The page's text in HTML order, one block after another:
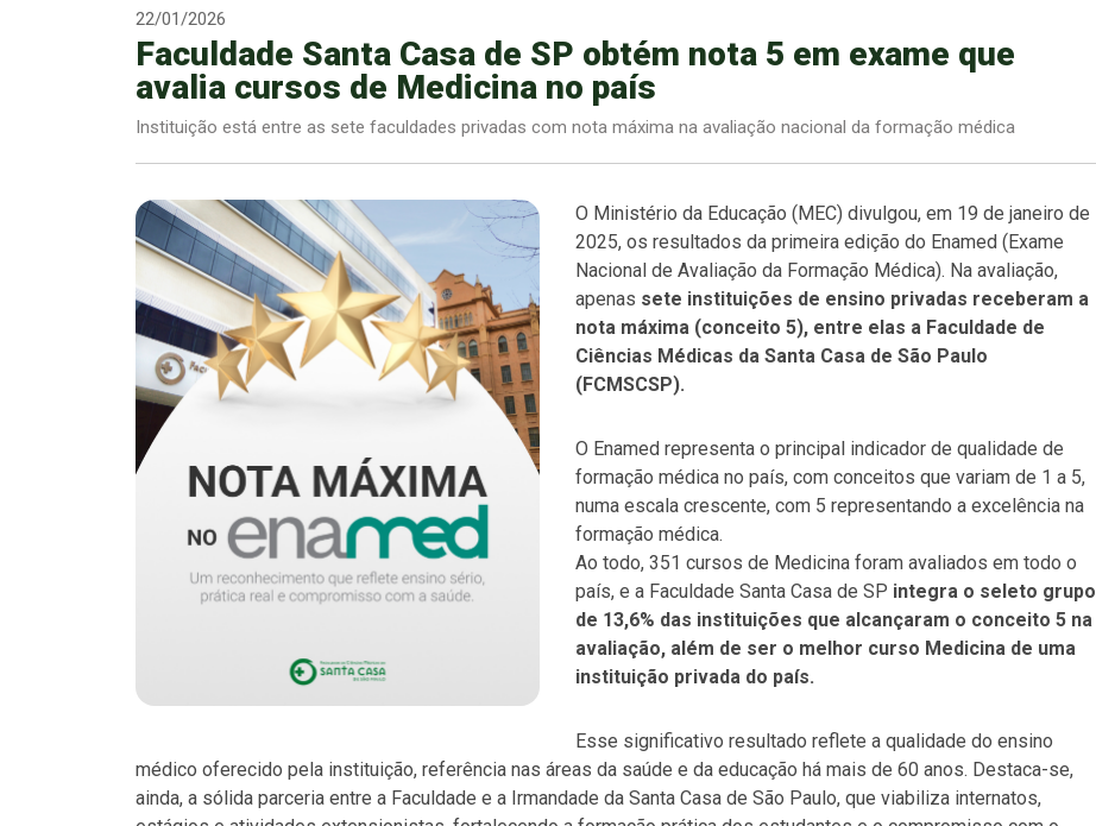
22/01/2026
Faculdade Santa Casa de SP obtém nota 5 em exame que
avalia cursos de Medicina no país
Instituição está entre as sete faculdades privadas com nota máxima na avaliação nacional da formação médica
O Ministério da Educação (MEC) divulgou, em 19 de janeiro de
2025, os resultados da primeira edição do Enamed (Exame
Nacional de Avaliação da Formação Médica). Na avaliação,
apenas sete instituições de ensino privadas receberam a
nota máxima (conceito 5), entre elas a Faculdade de
Ciências Médicas da Santa Casa de São Paulo
(FCMSCSP).
O Enamed representa o principal indicador de qualidade de
formação médica no país, com conceitos que variam de 1 a 5,
numa escala crescente, com 5 representando a excelência na
formação médica.
Ao todo, 351 cursos de Medicina foram avaliados em todo o
país, e a Faculdade Santa Casa de SP integra o seleto grupo
de 13,6% das instituições que alcançaram o conceito 5 na
avaliação, além de ser o melhor curso Medicina de uma
instituição privada do país.
Esse significativo resultado reflete a qualidade do ensino
médico oferecido pela instituição, referência nas áreas da saúde e da educação há mais de 60 anos. Destaca-se,
ainda, a sólida parceria entre a Faculdade e a Irmandade da Santa Casa de São Paulo, que viabiliza internatos,